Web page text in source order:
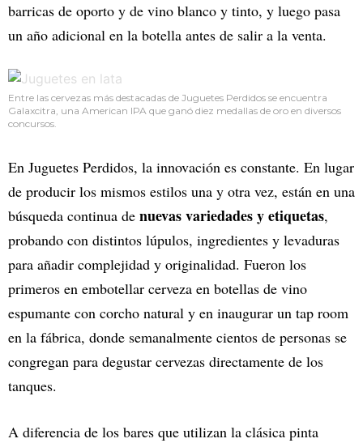
barricas de oporto y de vino blanco y tinto, y luego pasa
un año adicional en la botella antes de salir a la venta.
Entre las cervezas más destacadas de Juguetes Perdidos se encuentra
Galaxcitra, una American IPA que ganó diez medallas de oro en diversos
concursos.
En Juguetes Perdidos, la innovación es constante. En lugar
de producir los mismos estilos una y otra vez, están en una
búsqueda continua de nuevas variedades y etiquetas,
probando con distintos lúpulos, ingredientes y levaduras
para añadir complejidad y originalidad. Fueron los
primeros en embotellar cerveza en botellas de vino
espumante con corcho natural y en inaugurar un tap room
en la fábrica, donde semanalmente cientos de personas se
congregan para degustar cervezas directamente de los
tanques.
A diferencia de los bares que utilizan la clásica pinta